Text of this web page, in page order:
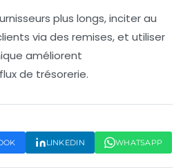
plus longs, inciter au
via des remises, et utiliser
améliorent
de trésorerie.
LINKEDIN WHATSAPP